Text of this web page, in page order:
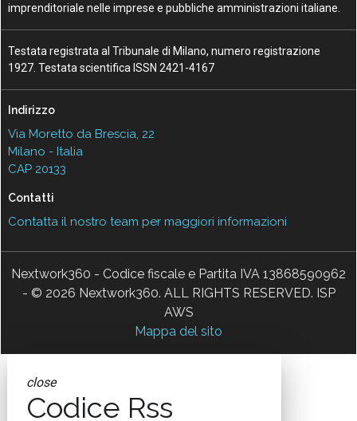
imprenditoriale nelle imprese e pubbliche amministrazioni italiane.
Testata registrata al Tribunale di Milano, numero registrazione
1927. Testata scientifica ISSN 2421-4167
Indirizzo
Via Moretto da Brescia, 22
Milano - Italia
CAP 20133
Contatti
Contatta il nostro team per maggiori informazioni
Nextwork360 - Codice fiscale e Partita IVA 13868590962
- © 2026 Nextwork360. ALL RIGHTS RESERVED. ISP
AWS
Mappa del sito
close
Codice Rss